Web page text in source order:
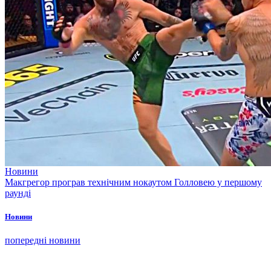
Новини
Макгрегор програв технічним нокаутом Голловею у першому
раунді
Новини
попередні новини